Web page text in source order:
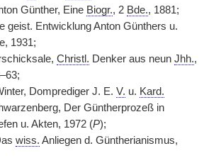
Günther, Eine Biogr., 2 Bde., 1881;
geist. Entwicklung Anton Günthers u.
1931;
Christl. Denker aus neun Jhh.,
Domprediger J. E. V. u. Kard.
Der Güntherprozeß in
u. Akten, 1972 (P);
wiss. Anliegen d. Güntherianismus,